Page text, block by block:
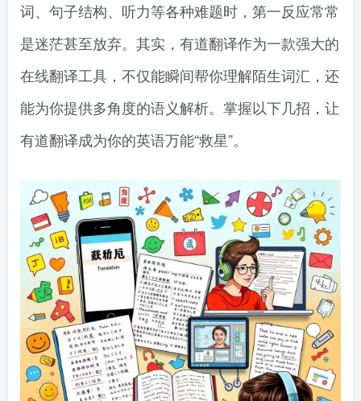
词、句子结构、听力等各种难题时，第一反应常常
是迷茫甚至放弃。其实，有道翻译作为一款强大的
在线翻译工具，不仅能瞬间帮你理解陌生词汇，还
能为你提供多角度的语义解析。掌握以下几招，让
有道翻译成为你的英语万能“救星”。